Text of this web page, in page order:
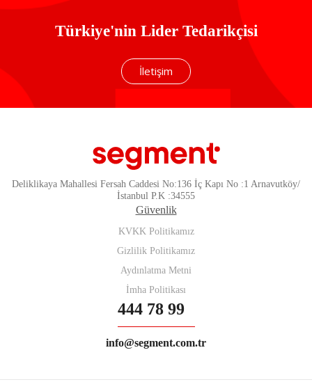
Türkiye'nin Lider Tedarikçisi
İletişim
Deliklikaya Mahallesi Fersah Caddesi No:136 İç Kapı No :1 Arnavutköy/
İstanbul P.K :34555
Güvenlik
KVKK Politikamız
Gizlilik Politikamız
Aydınlatma Metni
İmha Politikası
444 78 99
info@segment.com.tr